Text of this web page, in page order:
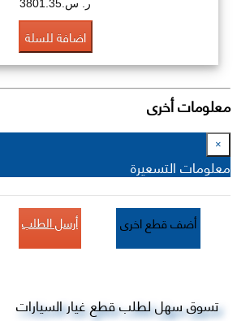
ر. س.3801.35
اضافة للسلة
معلومات أخرى
×
معلومات التسعيرة
أضف قطع اخرى أرسل الطلب
تسوق سهل لطلب قطع غيار السيارات